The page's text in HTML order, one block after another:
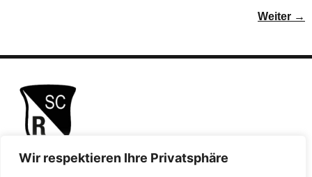
Wir respektieren Ihre Privatsphäre
Weiter →